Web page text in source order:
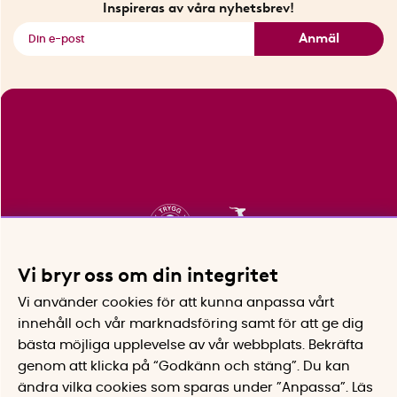
Inspireras av våra nyhetsbrev!
Anmäl
Vi bryr oss om din integritet
Vi använder cookies för att kunna anpassa vårt
innehåll och vår marknadsföring samt för att ge dig
bästa möjliga upplevelse av vår webbplats.
Bekräfta
genom att klicka på “Godkänn och stäng”. Du kan
ändra vilka cookies som sparas under ”Anpassa”.
Läs